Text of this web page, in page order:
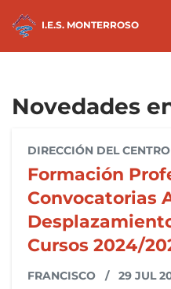
I.E.S. MONTERROSO
Novedades
DIRECCIÓN DEL CENTRO
Formación
Convocatorias
Cursos 2024/
FRANCISCO / 29 JUL